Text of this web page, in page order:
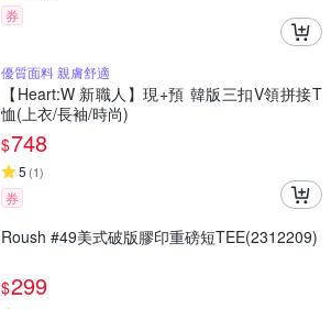
券
優質面料 親膚舒適
【Heart:W 新職人】現+預 韓版三扣V領拼接T
恤(上衣/長袖/時尚)
$748
5 (1)
券
Roush #49美式破版膠印重磅短TEE(2312209)
$299